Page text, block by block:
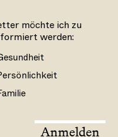
möchte ich zu
werden:
Anmelden